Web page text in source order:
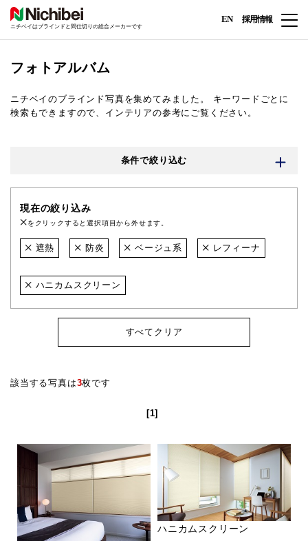
ニチベイはブラインドと間仕切りの総合メーカーです
EN 採用情報
フォトアルバム
ニチベイのブラインド写真を集めてみました。
キーワードごとに
検索もできますので、インテリアの参考にご覧ください。
条件で絞り込む
現在の絞り込み
をクリックすると選択項目から外せます。
遮熱 防炎 ベージュ系 レフィーナ
ハニカムスクリーン
すべてクリア
該当する写真は3枚です
[1]
ハニカムスクリーン